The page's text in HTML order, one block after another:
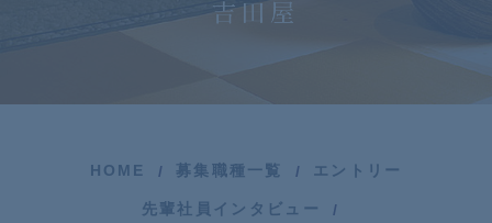
HOME 募集職種一覧 エントリー
先輩社員インタビュー